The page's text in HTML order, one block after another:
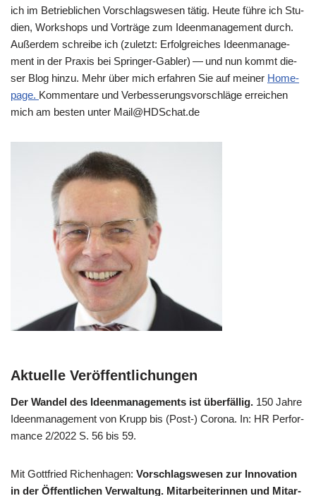
ich im Betrieb­li­chen Vor­schlags­we­sen tätig. Heu­te füh­re ich Stu­
di­en, Work­shops und Vor­trä­ge zum Ideen­ma­nage­ment durch.
Außer­dem schrei­be ich (zuletzt: Erfolg­rei­ches Ideen­ma­nage­
ment in der Pra­xis bei Sprin­ger-Gab­ler) — und nun kommt die­
ser Blog hin­zu. Mehr über mich erfah­ren Sie auf mei­ner Home­
page. Kom­men­ta­re und Ver­bes­se­rungs­vor­schlä­ge errei­chen
mich am besten unter Mail@​HDSchat.​de
Aktuelle Veröffentlichungen
Der Wan­del des Ideen­ma­nage­ments ist über­fäl­lig. 150 Jah­re
Ideen­ma­nage­ment von Krupp bis (Post-) Coro­na. In: HR Per­for­
mance 2/​2022 S. 56 bis 59.
Mit Gott­fried Richen­ha­gen: Vor­schlags­we­sen zur Inno­va­ti­on
in der Öffent­li­chen Ver­wal­tung. Mit­ar­bei­te­rin­nen und Mit­ar­